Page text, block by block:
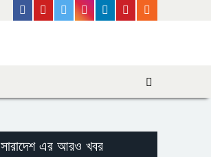
Facebook
YoutubeTwitterInstagram
LinkedinPinterest
সারাদেশ এর আরও খবর